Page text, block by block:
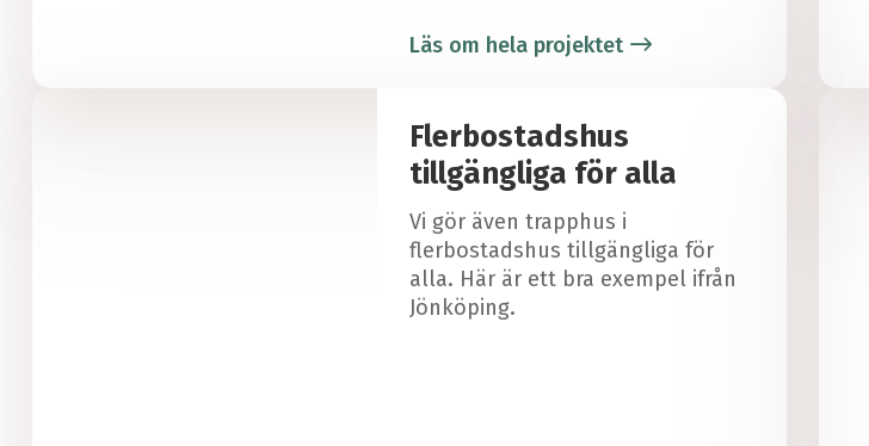
Läs om hela projektet
Flerbostadshus
tillgängliga för alla
Vi gör även trapphus i
flerbostadshus tillgängliga för
alla. Här är ett bra exempel ifrån
Jönköping.